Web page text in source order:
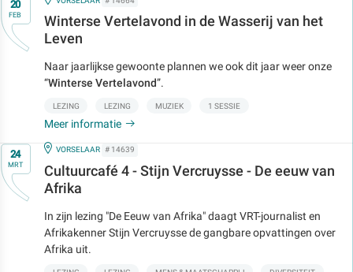
20
FEB
Winterse Vertelavond in de Wasserij van het
Leven
Naar jaarlijkse gewoonte plannen we ook dit jaar weer onze
“Winterse Vertelavond”.
LEZING LEZING MUZIEK 1 SESSIE
Meer informatie
Op24
MRT
IN
VORSELAAR # 14639
Cultuurcafé 4 - Stijn Vercruysse - De eeuw van
Afrika
In zijn lezing "De Eeuw van Afrika" daagt VRT-journalist en
Afrikakenner Stijn Vercruysse de gangbare opvattingen over
Afrika uit.